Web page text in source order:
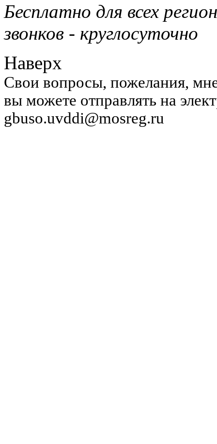
Бесплатно для всех
звонков - круглосуточно
Наверх
Свои вопросы, пожелания,
вы можете отправлять на
gbuso.uvddi@mosreg.ru